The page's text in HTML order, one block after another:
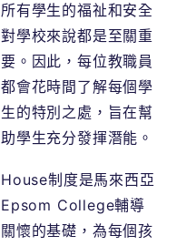
所有學生的福祉和安全
對學校來說都是至關重
要。因此，每位教職員
都會花時間了解每個學
生的特別之處，旨在幫
助學生充分發揮潛能。
House制度是馬來西亞
Epsom College輔導
關懷的基礎，為每個孩